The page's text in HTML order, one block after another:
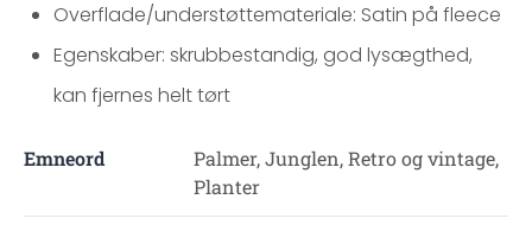
Overflade/understøttemateriale: Satin på fleece
Egenskaber: skrubbestandig, god lysægthed,
kan fjernes helt tørt
Emneord
Palmer, Junglen, Retro og vintage,
Planter